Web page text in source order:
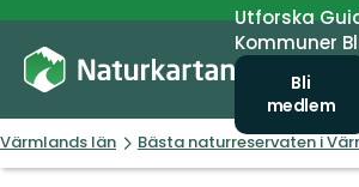
Utforska
Kommuner
Bli
medlem
Värmlands län Bästa naturreservaten i